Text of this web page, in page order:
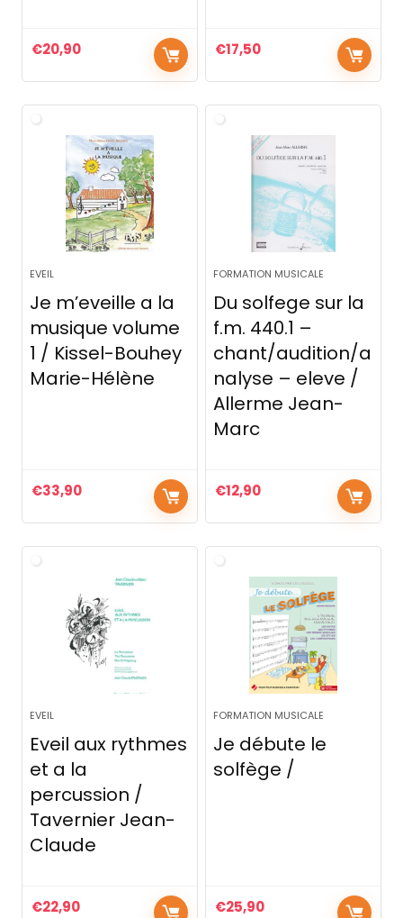
€20,90 €17,50
EVEIL
Je m’eveille a la
musique volume
1 / Kissel-Bouhey
Marie-Hélène
€33,90
FORMATION MUSICALE
Du solfege sur la
f.m. 440.1 –
chant/audition/a
nalyse – eleve /
Allerme Jean-
Marc
€12,90
EVEIL
Eveil aux rythmes
et a la
percussion /
Tavernier Jean-
Claude
€22,90
FORMATION MUSICALE
Je débute le
solfège /
€25,90